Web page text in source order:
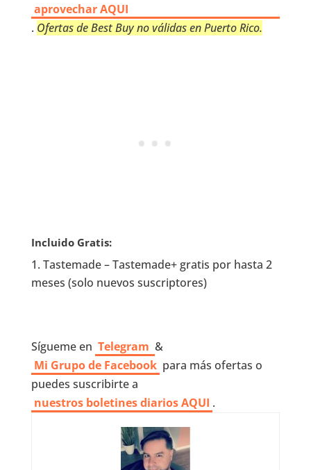
aprovechar AQUI
. Ofertas de Best Buy no válidas en Puerto Rico.
Incluido Gratis:
Tastemade – Tastemade+ gratis por hasta 2
meses (solo nuevos suscriptores)
Sígueme en Telegram &
Mi Grupo de Facebook para más ofertas o
puedes suscribirte a
nuestros boletines diarios AQUI .